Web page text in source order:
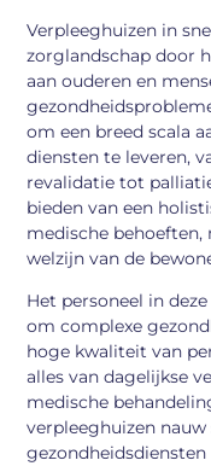
Verpleeghuizen in
zorglandschap door
aan ouderen en
om een breed scala
diensten te leveren,
revalidatie tot
bieden van een
medische
welzijn van de
Het personeel in
om complexe
hoge kwaliteit van
alles van dagelijkse
medische
verpleeghuizen